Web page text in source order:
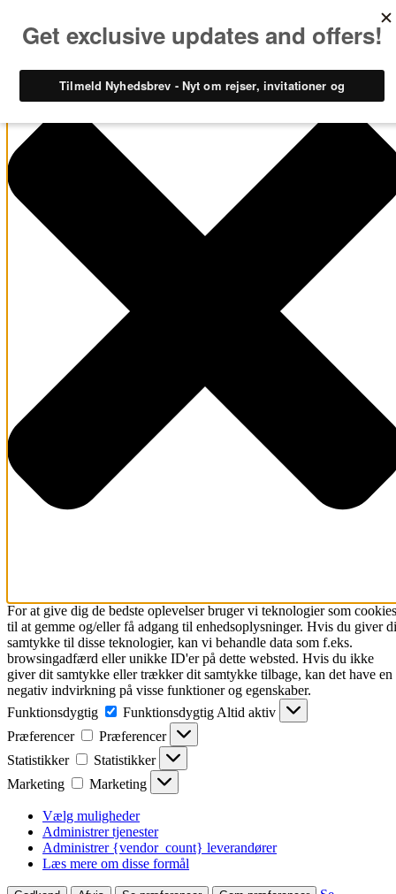
For at give dig de bedste oplevelser bruger vi teknologier som cookies
til at gemme og/eller få adgang til enhedsoplysninger. Hvis du giver
samtykke til disse teknologier, kan vi behandle data som f.eks.
browsingadfærd eller unikke ID'er på dette websted. Hvis du ikke
giver dit samtykke eller trækker dit samtykke tilbage, kan det have en
negativ indvirkning på visse funktioner og egenskaber.
Funktionsdygtig
Funktionsdygtig Altid aktiv
Præferencer
Præferencer
Statistikker
Statistikker
Marketing
Marketing
Vælg muligheder
Administrer tjenester
Administrer {vendor_count} leverandører
Læs mere om disse formål